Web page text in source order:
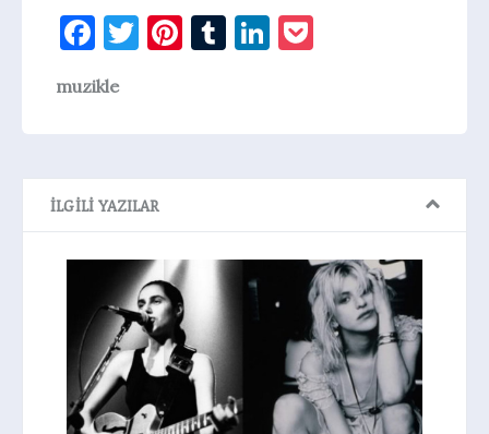
Facebook
TwitterPinterest
TumblrLinkedIn
muzikle
İLGILI YAZILAR
And I Love Her: The
Kurt Cobain
Cover Savaşları